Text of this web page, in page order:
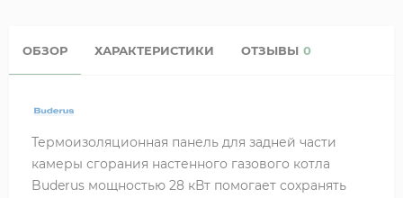
ОБЗОР ХАРАКТЕРИСТИКИ ОТЗЫВЫ 0
Термоизоляционная панель для задней части
камеры сгорания настенного газового котла
Buderus мощностью 28 кВт помогает сохранять